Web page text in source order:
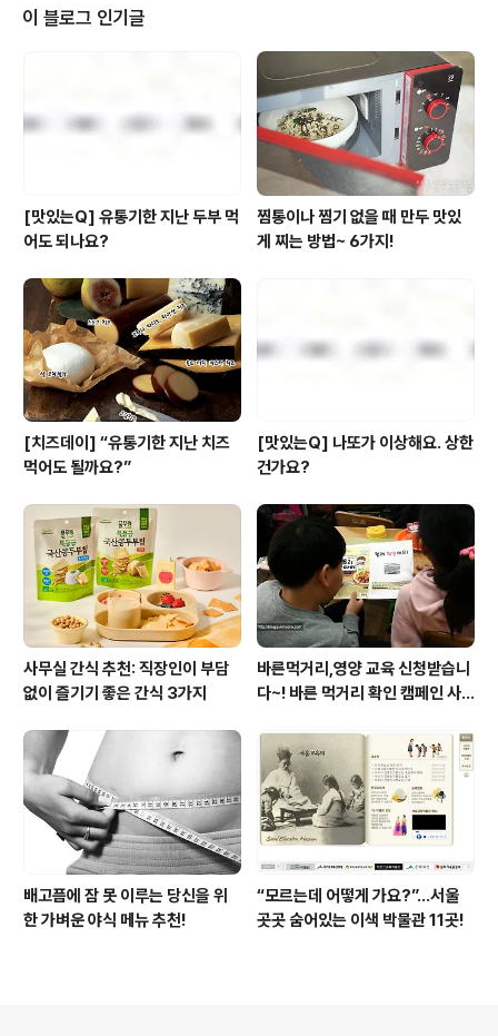
스트 쇠고기와 쫄깃한 모짜렐라 치즈에 할라피뇨로 깔끔함
을 더한 비프&할라피뇨 달콤하고 부드러운 고구마 무스 속
에 네가지 쫄깃한 치지를 넣은 콰트로치즈&고구마 무스 이
름만 들어도 침이 고일 듯한 '올바른 브리또' 3종 세트를 가
장 저렴하게 만날 수 있는 기회! 오늘 단 하루~! 올바른 브
리또 3종 세트가 40% 저렴한..
이 블로그 인기글
[맛있는Q] 유통기한 지난 두부 먹
어도 되나요?
찜통이나 찜기 없을 때 만두 맛있
게 찌는 방법~ 6가지!
[치즈데이] “유통기한 지난 치즈
먹어도 될까요?”
[맛있는Q] 나또가 이상해요. 상한
건가요?
사무실 간식 추천: 직장인이 부담
없이 즐기기 좋은 간식 3가지
바른먹거리,영양 교육 신청받습니
다~! 바른 먹거리 확인 캠페인 사
배고픔에 잠 못 이루는 당신을 위
한 가벼운 야식 메뉴 추천!
“모르는데 어떻게 가요?”...서울
곳곳 숨어있는 이색 박물관 11곳!